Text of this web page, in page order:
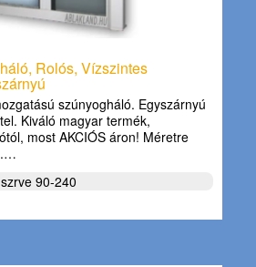
Rolós, Vízszintes
szúnyogháló. Egyszárnyú
Kiváló magyar termék,
most AKCIÓS áron! Méretre
szrve 90-240